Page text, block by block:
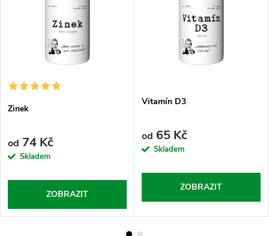
Zinek
od 74 Kč
Skladem
ZOBRAZIT
Vitamín D3
od 65 Kč
Skladem
ZOBRAZIT